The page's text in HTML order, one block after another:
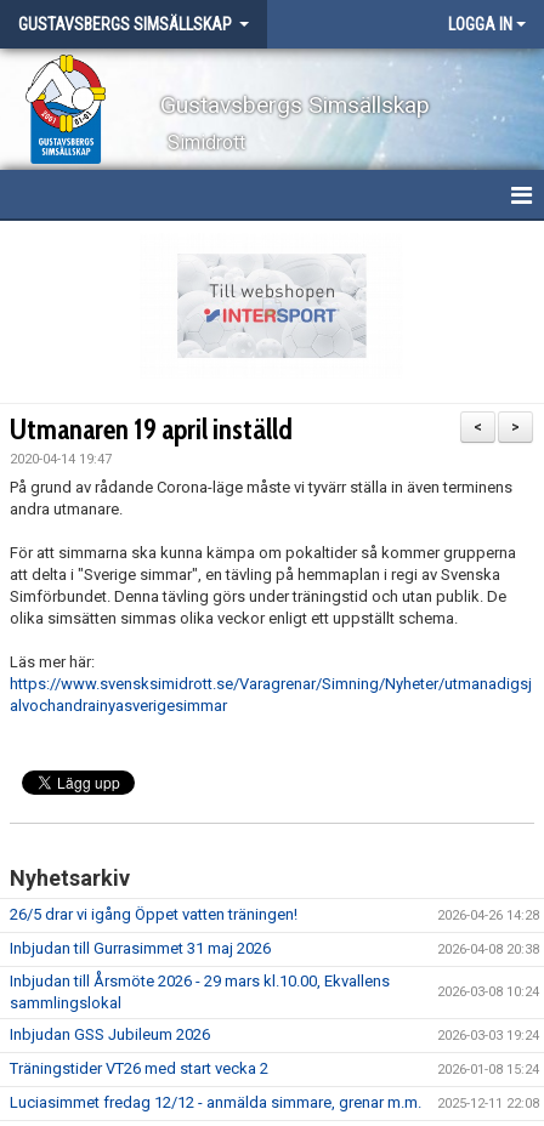
GUSTAVSBERGS SIMSÄLLSKAP LOGGA IN
Gustavsbergs Simsällskap
Simidrott
LÄGER
WEBBSHOP
TRÄNINGSAVGIFTER
>
<
Utmanaren 19 april inställd
2020-04-14 19:47
På grund av rådande Corona-läge måste vi tyvärr ställa in även terminens
andra utmanare.
För att simmarna ska kunna kämpa om pokaltider så kommer grupperna
att delta i "Sverige simmar", en tävling på hemmaplan i regi av Svenska
Simförbundet. Denna tävling görs under träningstid och utan publik. De
olika simsätten simmas olika veckor enligt ett uppställt schema.
Läs mer här:
https://www.svensksimidrott.se/Varagrenar/Simning/Nyheter/utmanadigsj
alvochandrainyasverigesimmar
Nyhetsarkiv
26/5 drar vi igång Öppet vatten träningen! 2026-04-26 14:28
Inbjudan till Gurrasimmet 31 maj 2026 2026-04-08 20:38
Inbjudan till Årsmöte 2026 - 29 mars kl.10.00, Ekvallens
sammlingslokal
2026-03-08 10:24
Inbjudan GSS Jubileum 2026 2026-03-03 19:24
Träningstider VT26 med start vecka 2 2026-01-08 15:24
Luciasimmet fredag 12/12 - anmälda simmare, grenar m.m. 2025-12-11 22:08